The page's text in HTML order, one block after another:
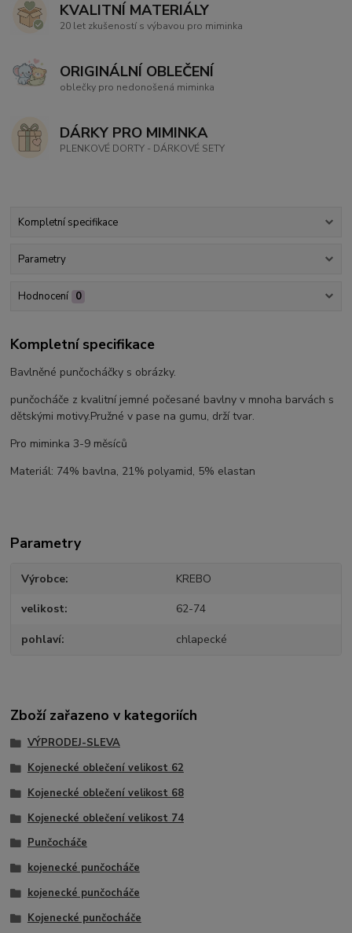
KVALITNÍ MATERIÁLY
20 let zkušeností s výbavou pro miminka
ORIGINÁLNÍ OBLEČENÍ
oblečky pro nedonošená miminka
DÁRKY PRO MIMINKA
PLENKOVÉ DORTY - DÁRKOVÉ SETY
Kompletní specifikace
Parametry
Hodnocení 0
Kompletní specifikace
Bavlněné punčocháčky s obrázky.
punčocháče z kvalitní jemné počesané bavlny v mnoha barvách s
dětskými motivy.Pružné v pase na gumu, drží tvar.
Pro miminka 3-9 měsíců
Materiál: 74% bavlna, 21% polyamid, 5% elastan
Parametry
Výrobce KREBO
velikost 62-74
pohlaví chlapecké
Zboží zařazeno v kategoriích
VÝPRODEJ-SLEVA
Kojenecké oblečení velikost 62
Kojenecké oblečení velikost 68
Kojenecké oblečení velikost 74
Punčocháče
kojenecké punčocháče
kojenecké punčocháče
Kojenecké punčocháče